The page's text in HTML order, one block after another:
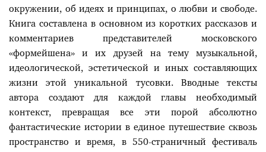
окружении, об идеях и принципах, о любви и свободе.
Книга составлена в основном из коротких рассказов и
комментариев представителей московского
«формейшена» и их друзей на тему музыкальной,
идеологической, эстетической и иных составляющих
жизни этой уникальной тусовки. Вводные тексты
автора создают для каждой главы необходимый
контекст, превращая все эти порой абсолютно
фантастические истории в единое путешествие сквозь
пространство и время, в 550-страничный фестиваль